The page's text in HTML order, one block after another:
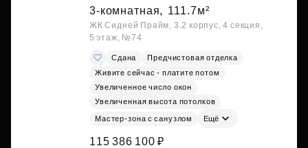
3-комнатная, 111.7м²
ЖК Сидней Прайм, 3.2 корпус, 4 секция,
5 этаж, №74
Сдана
Предчистовая отделка
Живите сейчас - платите потом
Увеличенное число окон
Увеличенная высота потолков
Мастер-зона с санузлом Ещё
115 386 100 ₽